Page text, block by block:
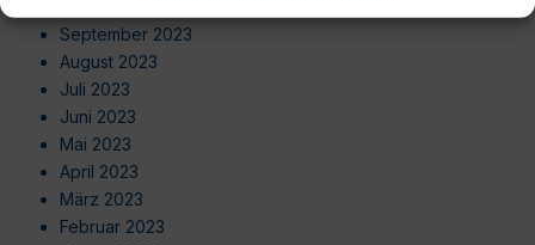
September 2023
August 2023
Juli 2023
Juni 2023
Mai 2023
April 2023
März 2023
Februar 2023